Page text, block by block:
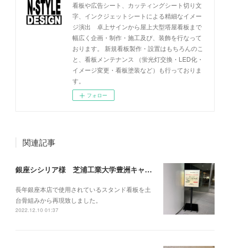
看板や広告シート、カッティングシート切り文
字、インクジェットシートによる精細なイメー
ジ演出 卓上サインから屋上大型塔屋看板まで
幅広く企画・制作・施工及び、装飾を行なって
おります。 新規看板製作・設置はもちろんのこ
と、看板メンテナンス （蛍光灯交換・LED化・
イメージ変更・看板塗装など）も行っておりま
す。
フォロー
関連記事
銀座シシリア様 芝浦工業大学豊洲キャンパス スタンドサイン
長年銀座本店で使用されているスタンド看板を土
台骨組みから再現致しました。
2022.12.10 01:37